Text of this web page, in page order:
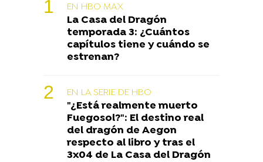
EN HBO MAX
La Casa del Dragón
temporada 3: ¿Cuántos
capítulos tiene y cuándo se
estrenan?
EN LA SERIE DE HBO
"¿Está realmente muerto
Fuegosol?": El destino real
del dragón de Aegon
respecto al libro y tras el
3x04 de La Casa del Dragón